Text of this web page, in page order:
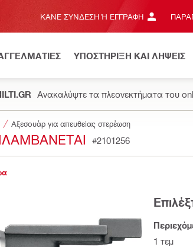
ΚΆΝΕ ΣΎΝΔΕΣΗ Ή ΕΓΓΡΑΦΉ
ΥΠΟΣΤΗΡΙΞΗ ΚΑΙ ΛΗΨΕΙΣ
Ανακαλύψτε τα πλεονεκτήματα του
Αξεσουάρ για απευθείας στερέωση
#2101256
1 τεμ